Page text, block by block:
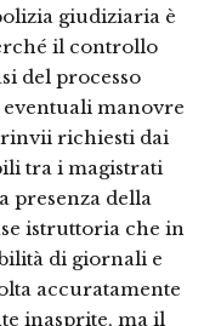
giudiziaria è
il controllo
del processo
manovre
rinvii richiesti dai
tra i magistrati
presenza della
istruttoria che in
di giornali e
accuratamente
inasprite, ma il